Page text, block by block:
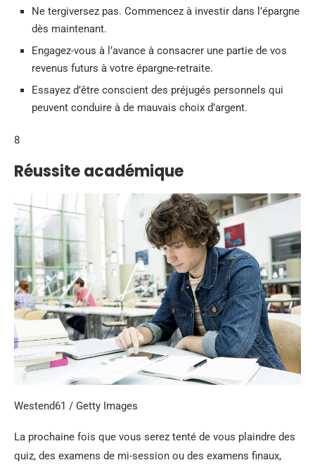
Ne tergiversez pas. Commencez à investir dans l’épargne
dès maintenant.
Engagez-vous à l’avance à consacrer une partie de vos
revenus futurs à votre épargne-retraite.
Essayez d’être conscient des préjugés personnels qui
peuvent conduire à de mauvais choix d’argent.
8
Réussite académique
Westend61 / Getty Images
La prochaine fois que vous serez tenté de vous plaindre des
quiz, des examens de mi-session ou des examens finaux,